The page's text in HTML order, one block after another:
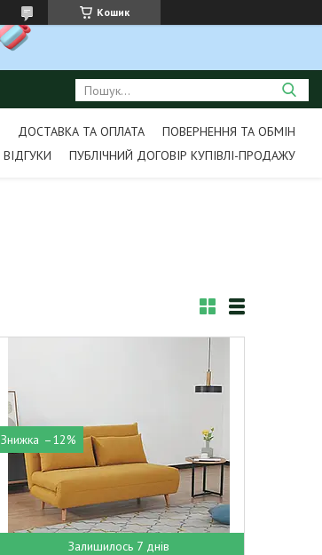
Кошик
ДОСТАВКА ТА ОПЛАТА
ПОВЕРНЕННЯ ТА ОБМІН
ВІДГУКИ
ПУБЛІЧНИЙ ДОГОВІР КУПІВЛІ-ПРОДАЖУ
–12%
Залишилось 7 днів